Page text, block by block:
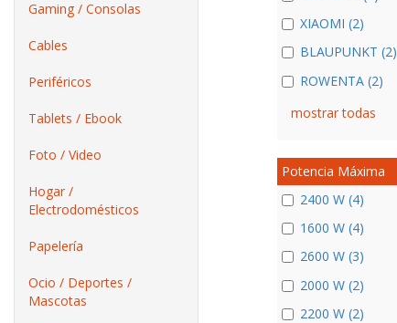
Gaming / Consolas
Cables
Periféricos
Tablets / Ebook
Foto / Video
Hogar /
Electrodomésticos
Papelería
Ocio / Deportes /
Mascotas
XIAOMI (2)
BLAUPUNKT (2)
ROWENTA (2)
mostrar todas
Potencia Máxima
2400 W (4)
1600 W (4)
2600 W (3)
2000 W (2)
2200 W (2)